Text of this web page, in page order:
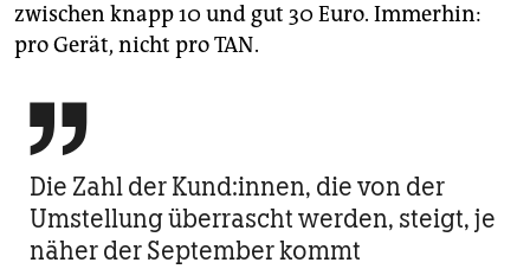
zwischen knapp 10 und gut 30 Euro. Immerhin:
pro Gerät, nicht pro TAN.

Die Zahl der Kund:innen, die von der
Umstellung überrascht werden, steigt, je
näher der September kommt